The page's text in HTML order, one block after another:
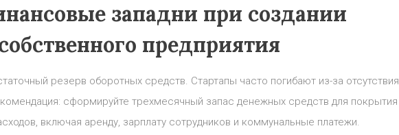
западни при создании
предприятия
резерв оборотных средств. Стартапы часто погибают из-за отсутствия
сформируйте трехмесячный запас денежных средств для покрытия
включая аренду, зарплату сотрудников и коммунальные платежи.